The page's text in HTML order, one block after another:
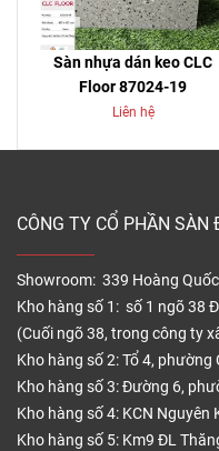
Sàn nhựa dán keo CLC
Floor 87024-19
Liên hệ
CÔNG TY CỔ PHẦN SÀN
Showroom: 339 Hoàng
Kho hàng số 1: số 1 ngõ 38
(Cuối ngõ 38, trong công ty
Kho hàng số 2: Tổ 4, phường
Kho hàng số 3: Đường 6,
Kho hàng số 4: KCN Nguyên
Kho hàng số 5: Km9 ĐL